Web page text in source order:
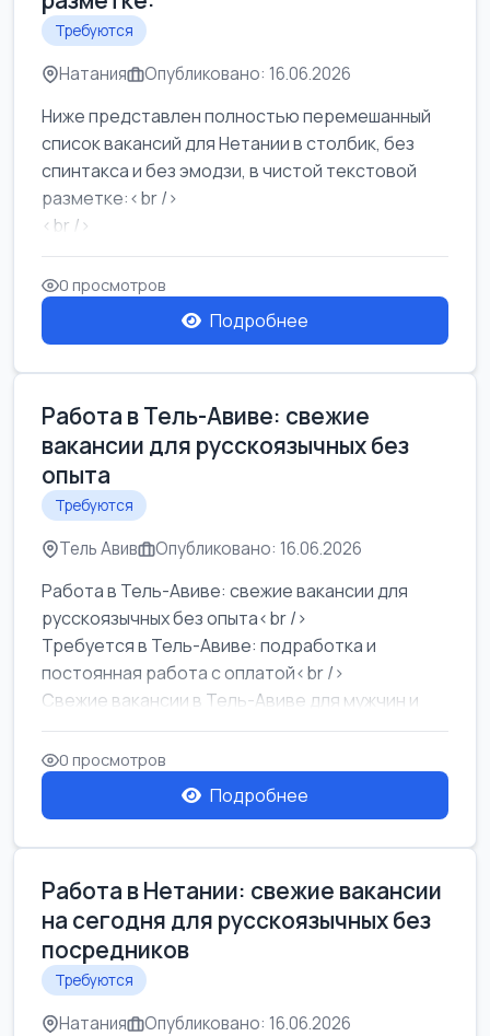
Требуются
Натания Опубликовано: 16.06.2026
Ниже представлен полностью перемешанный
список вакансий для Нетании в столбик, без
спинтакса и без эмодзи, в чистой текстовой
разметке:<br />
<br />
Работа в Нетании на мебельном производстве:
требу...
0 просмотров
Подробнее
Работа в Тель-Авиве: свежие
вакансии для русскоязычных без
опыта
Требуются
Тель Авив Опубликовано: 16.06.2026
Работа в Тель-Авиве: свежие вакансии для
русскоязычных без опыта<br />
Требуется в Тель-Авиве: подработка и
постоянная работа с оплатой<br />
Свежие вакансии в Тель-Авиве для мужчин и
женщин от хозя...
0 просмотров
Подробнее
Работа в Нетании: свежие вакансии
на сегодня для русскоязычных без
посредников
Требуются
Натания Опубликовано: 16.06.2026